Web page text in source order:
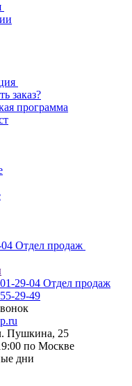
заказ?
программа
Отдел продаж
29-04 Отдел продаж
29-49
Пушкина, 25
по Москве
дни